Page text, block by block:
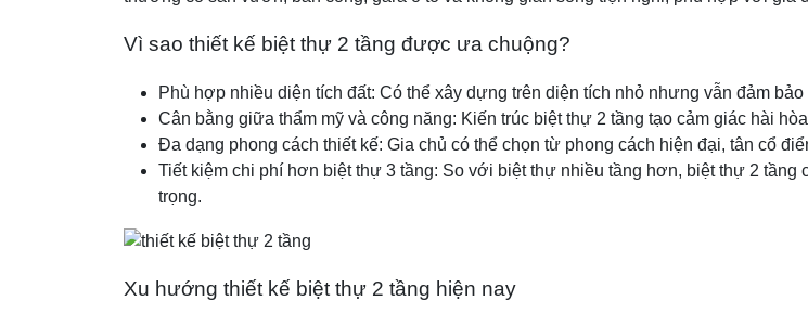
Vì sao thiết kế biệt thự 2 tầng được ưa chuộng?
Phù hợp nhiều diện tích đất: Có thể xây dựng trên diện tích nhỏ nhưng vẫn đảm
Cân bằng giữa thẩm mỹ và công năng: Kiến trúc biệt thự 2 tầng tạo cảm giác hài
Đa dạng phong cách thiết kế: Gia chủ có thể chọn từ phong cách hiện đại, tân cổ
Tiết kiệm chi phí hơn biệt thự 3 tầng: So với biệt thự nhiều tầng hơn, biệt thự 2
trọng.
Xu hướng thiết kế biệt thự 2 tầng hiện nay